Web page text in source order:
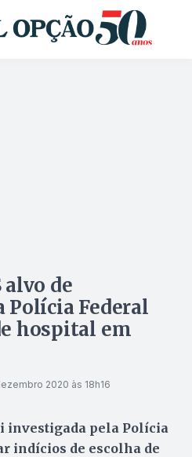
alvo de
Polícia Federal
hospital em
2020 às 18h16
investigada pela Polícia
indícios de escolha de